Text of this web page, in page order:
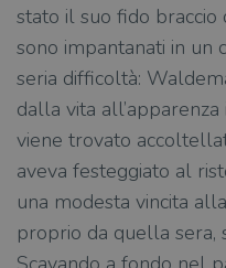
stato il suo fido braccio
sono impantanati in un
seria difficoltà:
dalla vita
viene trovato
aveva festeggiato al
una modesta vincita
proprio da quella sera,